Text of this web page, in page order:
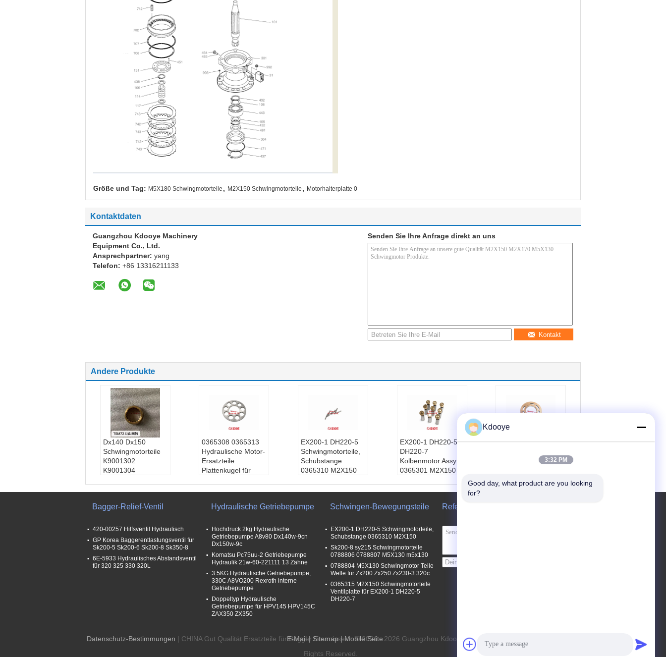
Größe und Tag: M5X180 Schwingmotorteile , M2X150 Schwingmotorteile , Motorhalterplatte 0
Kontaktdaten
Guangzhou Kdooye Machinery
Equipment Co., Ltd.
Ansprechpartner: yang
Telefon: +86 13316211133
Senden Sie Ihre Anfrage direkt an uns
Kontakt
Andere Produkte
Dx140 Dx150
Schwingmotorteile
K9001302
K9001304
Gebrauch:Erdöl
Struktur:Getriebep
umpe
0365308 0365313
Hydraulische Motor-
Ersatzteile
Plattenkugel für
Macht:Hydraulik
umpe
EX200-1 DH220-5
Schwingmotorteile,
Schubstange
0365310 M2X150
Struktur:Getriebep
EX200-1 DH220-5
DH220-7
Kolbenmotor Assy
0365301 M2X150
Macht:Hydraulik
umpe
0365315 M2X150
Ventilplatte für
DH220-7
Druck:
Hoher Druck
Bagger-Relief-Ventil
420-00257 Hilfsventil Hydraulisch
GP Korea Baggerentlastungsventil für
Sk200-5 Sk200-6 Sk200-8 Sk350-8
6E-5933 Hydraulisches Abstandsventil
für 320 325 330 320L
Hydraulische Getriebepumpe
Hochdruck 2kg Hydraulische
Getriebepumpe A8v80 Dx140w-9cn
Dx150w-9c
Komatsu Pc75uu-2 Getriebepumpe
Hydraulik 21w-60-221111 13 Zähne
3.5KG Hydraulische Getriebepumpe,
330C A8VO200 Rexroth interne
Getriebepumpe
Doppeltyp Hydraulische
Getriebepumpe für HPV145 HPV145C
ZAX350 ZX350
Schwingen-Bewegungsteile
EX200-1 DH220-5 Schwingmotorteile,
Schubstange 0365310 M2X150
Sk200-8 sy215 Schwingmotorteile
0788806 0788807 M5X130 m5x130
0788804 M5X130 Schwingmotor Teile
Welle für Zx200 Zx250 Zx230-3 320c
0365315 M2X150 Schwingmotorteile
Ventilplatte für EX200-1 DH220-5
DH220-7
Referenzen
E-Mail| Sitemap | Mobile Seite
Datenschutz-Bestimmungen | CHINA Gut Qualität Ersatzteile für Bagger Fournisseur. © 2021 - 2026 Guangzhou Kdooye Machinery Equipment Co., Ltd.. All
Rights Reserved.
Kdooye
3:32 PM
Good day, what product are you looking
for?